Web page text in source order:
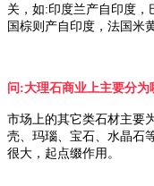
关，如:印度兰产自印度
国棕则产自印度，法国米
问:大理石商业上主要分为
市场上的其它类石材主要
壳、玛瑙、宝石、水晶石
很大，起点缀作用。